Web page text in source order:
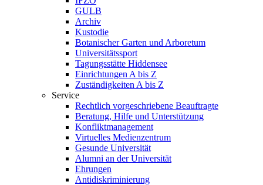
GULB
Archiv
Kustodie
Botanischer Garten und Arboretum
Universitätssport
Tagungsstätte Hiddensee
Einrichtungen A bis Z
Zuständigkeiten A bis Z
Service
Rechtlich vorgeschriebene Beauftragte
Beratung, Hilfe und Unterstützung
Konfliktmanagement
Virtuelles Medienzentrum
Gesunde Universität
Alumni an der Universität
Ehrungen
Antidiskriminierung